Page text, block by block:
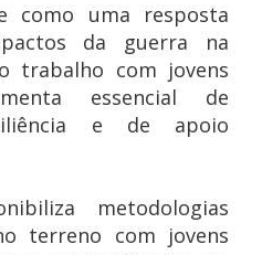
como uma resposta
da guerra na
trabalho com jovens
essencial de
e de apoio
metodologias
terreno com jovens